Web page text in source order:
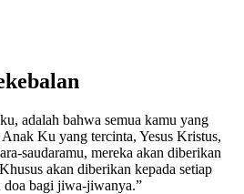
adalah bahwa semua kamu yang
Ku yang tercinta, Yesus Kristus,
saudaramu, mereka akan diberikan
akan diberikan kepada setiap
doa bagi jiwa-jiwanya.”